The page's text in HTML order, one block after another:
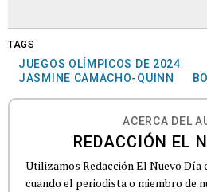
TAGS
JUEGOS OLÍMPICOS DE 2024
JASMINE CAMACHO-QUINN
ACERCA DEL
REDACCIÓN EL
Utilizamos Redacción El Nuevo Día
cuando el periodista o miembro de